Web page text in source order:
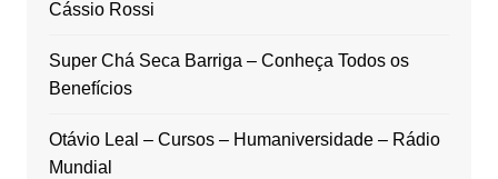
Cássio Rossi
Super Chá Seca Barriga – Conheça Todos os
Benefícios
Otávio Leal – Cursos – Humaniversidade – Rádio
Mundial